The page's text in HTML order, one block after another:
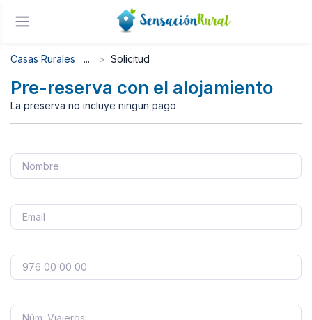
Casas Rurales Solicitud
Pre-reserva con el alojamiento
La preserva no incluye ningun pago